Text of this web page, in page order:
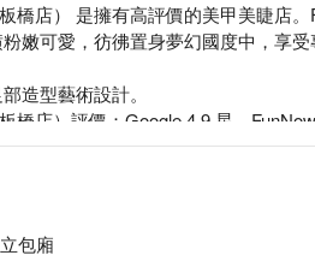
橋店） 是擁有高評價的美甲美睫店
嫩可愛，彷彿置身夢幻國度中，享
造型藝術設計。
橋店）評價：Google 4.9 星、FunNow
橋店）服務：主打手足美甲凝膠、深
橋店） 推薦：美甲、美睫、手足保
整甘皮、指緣處理、老化角質修整、
包廂